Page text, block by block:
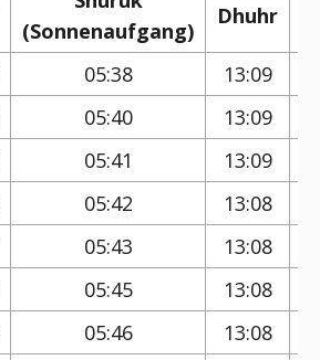
(Sonnenaufgang)
Dhuhr
05:38 13:09
05:40 13:09
05:41 13:09
05:42 13:08
05:43 13:08
05:45 13:08
05:46 13:08